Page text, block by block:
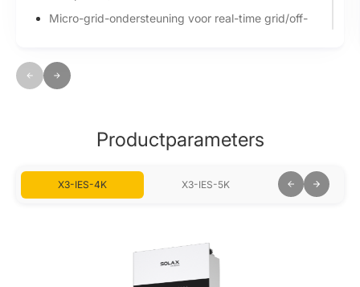
Micro-grid-ondersteuning voor real-time grid/off-
Compatibiliteit met draadloze meters
Wereldwijde MPP-scan voor optimale energieoogst
Productparameters
X3-IES-4K X3-IES-5K X3-IES-6K